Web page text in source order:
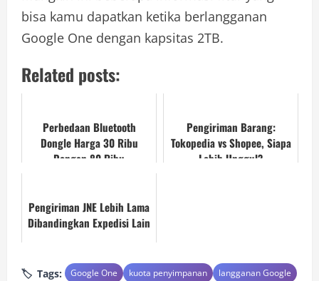
bisa kamu dapatkan ketika berlangganan
Google One dengan kapsitas 2TB.
Related posts:
Perbedaan Bluetooth
Dongle Harga 30 Ribu
Dengan 80 Ribu
Pengiriman Barang:
Tokopedia vs Shopee, Siapa
Lebih Unggul?
Pengiriman JNE Lebih Lama
Dibandingkan Expedisi Lain
Tags: Google One kuota penyimpanan
langganan Google